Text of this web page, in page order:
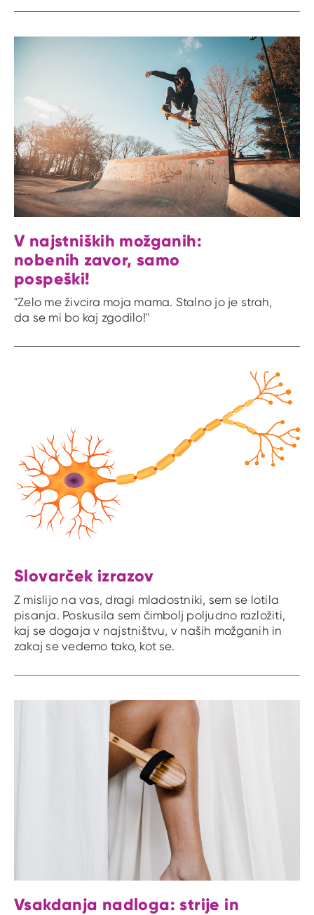
V najstniških možganih:
nobenih zavor, samo
pospeški!
"Zelo me živcira moja mama. Stalno jo je strah,
da se mi bo kaj zgodilo!"
Slovarček izrazov
Z mislijo na vas, dragi mladostniki, sem se lotila
pisanja. Poskusila sem čimbolj poljudno razložiti,
kaj se dogaja v najstništvu, v naših možganih in
zakaj se vedemo tako, kot se.
Vsakdanja nadloga: strije in